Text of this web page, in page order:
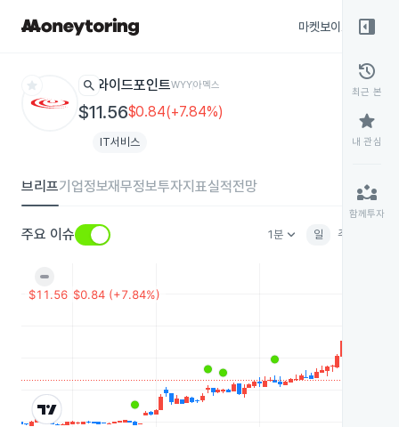
마켓보이스
star search 와이드포인트WYY아멕스
$11.56$0.84(+7.84%)
IT서비스
브리프기업정보재무정보투자지표실적전망
주요 이슈 1분keyboard_arrow_down 일 주
right_panel_open
history
최근 본
star
내 관심
partner_exchange
함께투자